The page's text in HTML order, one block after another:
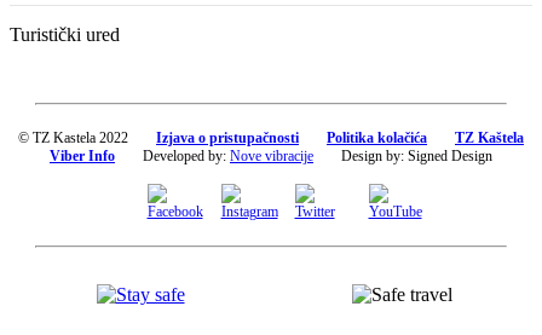
Turistički ured
© TZ Kastela 2022 Izjava o pristupačnosti Politika kolačića
TZ Kaštela
Viber Info
Developed by: Nove vibracije Design by: Signed Design